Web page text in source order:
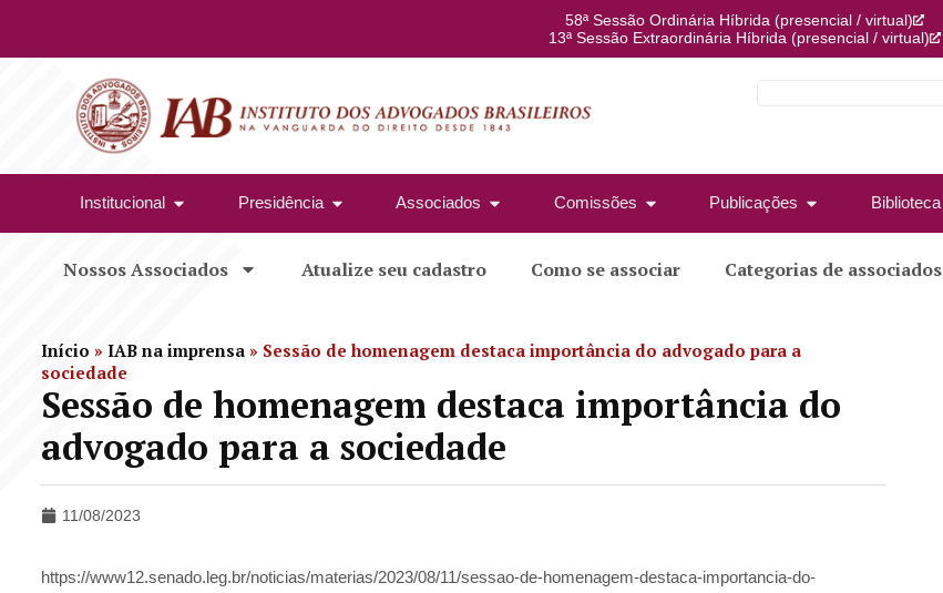
58ª Sessão Ordinária Híbrida (presencial / virtual)
13ª Sessão Extraordinária Híbrida (presencial / virtual)
Institucional Presidência Associados Comissões Publicações Biblioteca
Nossos Associados Atualize seu cadastro Como se associar Categorias de associados
Início » IAB na imprensa » Sessão de homenagem destaca importância do advogado para a
sociedade
Sessão de homenagem destaca importância do
advogado para a sociedade
11/08/2023
https://www12.senado.leg.br/noticias/materias/2023/08/11/sessao-de-homenagem-destaca-importancia-do-